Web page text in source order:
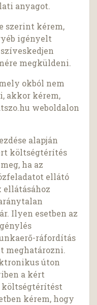
anyagot.
szerint kérem,
igényelt
megküldeni.
okból nem
akkor kérem,
weboldalon
alapján
költségtérítés
ha az
ellátó
ellátásához
Ilyen esetben az
ráfordítás
meghatározni.
úton
a kért
kérem, hogy